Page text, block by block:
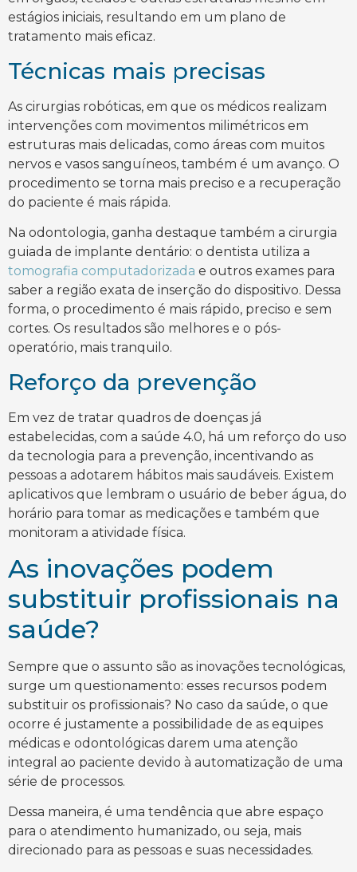
estágios iniciais, resultando em um plano de
tratamento mais eficaz.
Técnicas mais precisas
As cirurgias robóticas, em que os médicos realizam
intervenções com movimentos milimétricos em
estruturas mais delicadas, como áreas com muitos
nervos e vasos sanguíneos, também é um avanço. O
procedimento se torna mais preciso e a recuperação
do paciente é mais rápida.
Na odontologia, ganha destaque também a cirurgia
guiada de implante dentário: o dentista utiliza a
tomografia computadorizada e outros exames para
saber a região exata de inserção do dispositivo. Dessa
forma, o procedimento é mais rápido, preciso e sem
cortes. Os resultados são melhores e o pós-
operatório, mais tranquilo.
Reforço da prevenção
Em vez de tratar quadros de doenças já
estabelecidas, com a saúde 4.0, há um reforço do uso
da tecnologia para a prevenção, incentivando as
pessoas a adotarem hábitos mais saudáveis. Existem
aplicativos que lembram o usuário de beber água, do
horário para tomar as medicações e também que
monitoram a atividade física.
As inovações podem
substituir profissionais na
saúde?
Sempre que o assunto são as inovações tecnológicas,
surge um questionamento: esses recursos podem
substituir os profissionais? No caso da saúde, o que
ocorre é justamente a possibilidade de as equipes
médicas e odontológicas darem uma atenção
integral ao paciente devido à automatização de uma
série de processos.
Dessa maneira, é uma tendência que abre espaço
para o atendimento humanizado, ou seja, mais
direcionado para as pessoas e suas necessidades.